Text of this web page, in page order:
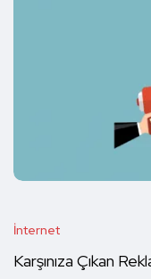
İnternet
Karşınıza Çıkan